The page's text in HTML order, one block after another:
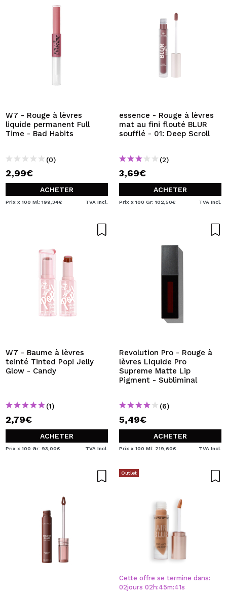
W7 - Rouge à lèvres
liquide permanent Full
Time - Bad Habits
(0)
2,99€
ACHETER
Prix x 100 Ml: 199,34€ TVA Incl.
essence - Rouge à lèvres
mat au fini flouté BLUR
soufflé - 01: Deep Scroll
(2)
3,69€
ACHETER
Prix x 100 Gr: 102,50€ TVA Incl.
W7 - Baume à lèvres
teinté Tinted Pop! Jelly
Glow - Candy
(1)
2,79€
ACHETER
Prix x 100 Gr: 93,00€ TVA Incl.
Revolution Pro - Rouge à
lèvres Liquide Pro
Supreme Matte Lip
Pigment - Subliminal
(6)
5,49€
ACHETER
Prix x 100 Ml: 219,60€ TVA Incl.
Outlet
Cette offre se termine dans:
02jours 02 h:45m:40s